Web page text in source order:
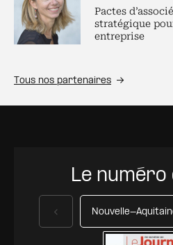
Pactes
stratégique
entreprise
Tous nos partenaires
Le numéro
Précédent